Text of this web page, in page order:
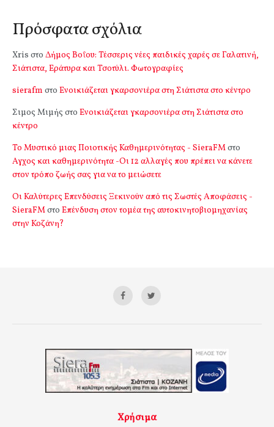
Πρόσφατα σχόλια
Xris στο Δήμος Βοΐου: Τέσσερις νέες παιδικές χαρές σε Γαλατινή,
Σιάτιστα, Εράτυρα και Τσοτύλι. Φωτογραφίες
sierafm στο Ενοικιάζεται γκαρσονιέρα στη Σιάτιστα στο κέντρο
Σιμος Μιμής στο Ενοικιάζεται γκαρσονιέρα στη Σιάτιστα στο
κέντρο
Το Μυστικό μιας Ποιοτικής Καθημερινότητας - SieraFMστο
Αγχος και καθημερινότητα -Οι 12 αλλαγές που πρέπει να κάνετε
στον τρόπο ζωής σας για να το μειώσετε
Οι Καλύτερες Επενδύσεις Ξεκινούν από τις Σωστές Αποφάσεις -
SieraFMστο Επένδυση στον τομέα της αυτοκινητοβιομηχανίας
στην Κοζάνη?
Χρήσιμα